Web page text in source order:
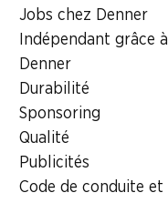
Jobs chez Denner
Indépendant grâce à
Denner
Durabilité
Sponsoring
Qualité
Publicités
Code de conduite et